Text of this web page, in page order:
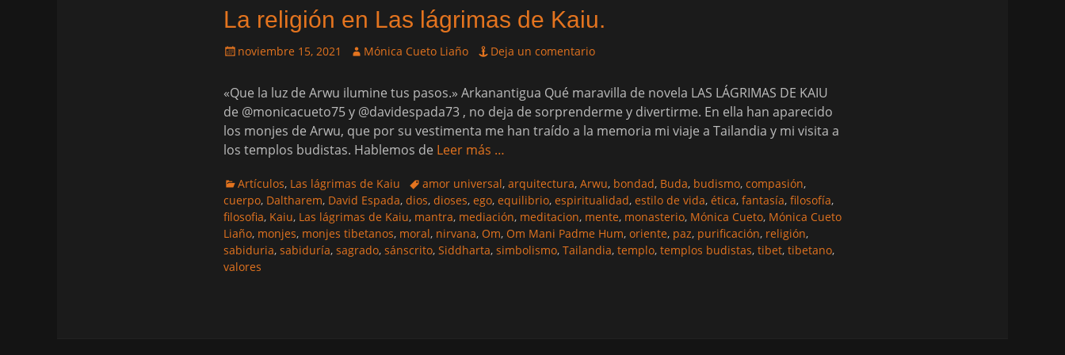
La religión en Las lágrimas de Kaiu.
Publicado
noviembre 15, 2021 AutorMónica Cueto Liaño Deja un comentario
«Que la luz de Arwu ilumine tus pasos.» Arkanantigua Qué maravilla de novela LAS LÁGRIMAS DE KAIU
de @monicacueto75 y @davidespada73 , no deja de sorprenderme y divertirme. En ella han aparecido
los monjes de Arwu, que por su vestimenta me han traído a la memoria mi viaje a Tailandia y mi visita a
los templos budistas. Hablemos de Leer más …
Categorias
Artículos, Las lágrimas de Kaiu Etiquetas
amor universal, arquitectura, Arwu, bondad, Buda, budismo, compasión,
cuerpo, Daltharem, David Espada, dios, dioses, ego, equilibrio, espiritualidad, estilo de vida, ética, fantasía, filosofía,
filosofia, Kaiu, Las lágrimas de Kaiu, mantra, mediación, meditacion, mente, monasterio, Mónica Cueto, Mónica Cueto
Liaño, monjes, monjes tibetanos, moral, nirvana, Om, Om Mani Padme Hum, oriente, paz, purificación, religión,
sabiduria, sabiduría, sagrado, sánscrito, Siddharta, simbolismo, Tailandia, templo, templos budistas, tibet, tibetano,
valores